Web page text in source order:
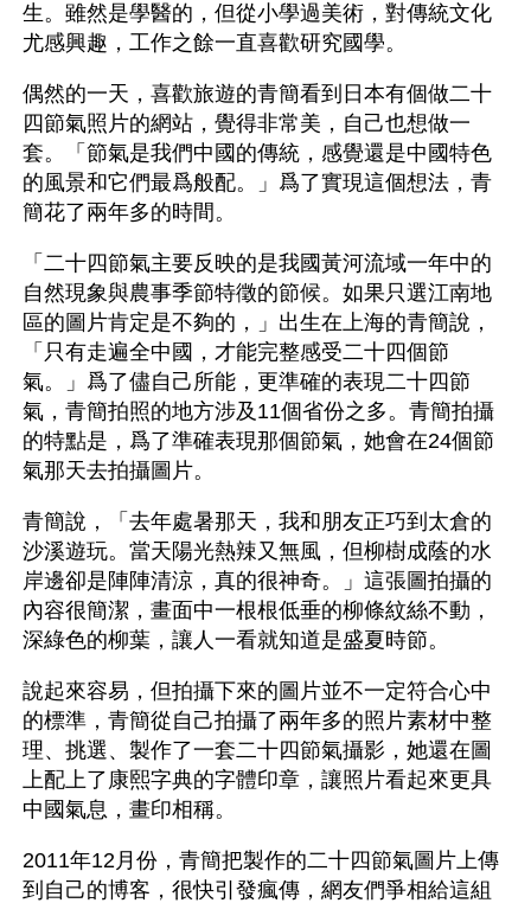
生。雖然是學醫的，但從小學過美術，對傳統文化
尤感興趣，工作之餘一直喜歡研究國學。
偶然的一天，喜歡旅遊的青簡看到日本有個做二十
四節氣照片的網站，覺得非常美，自己也想做一
套。「節氣是我們中國的傳統，感覺還是中國特色
的風景和它們最爲般配。」爲了實現這個想法，青
簡花了兩年多的時間。
「二十四節氣主要反映的是我國黃河流域一年中的
自然現象與農事季節特徵的節候。如果只選江南地
區的圖片肯定是不夠的，」出生在上海的青簡說，
「只有走遍全中國，才能完整感受二十四個節
氣。」爲了儘自己所能，更準確的表現二十四節
氣，青簡拍照的地方涉及11個省份之多。青簡拍攝
的特點是，爲了準確表現那個節氣，她會在24個節
氣那天去拍攝圖片。
青簡說，「去年處暑那天，我和朋友正巧到太倉的
沙溪遊玩。當天陽光熱辣又無風，但柳樹成蔭的水
岸邊卻是陣陣清涼，真的很神奇。」這張圖拍攝的
內容很簡潔，畫面中一根根低垂的柳條紋絲不動，
深綠色的柳葉，讓人一看就知道是盛夏時節。
說起來容易，但拍攝下來的圖片並不一定符合心中
的標準，青簡從自己拍攝了兩年多的照片素材中整
理、挑選、製作了一套二十四節氣攝影，她還在圖
上配上了康熙字典的字體印章，讓照片看起來更具
中國氣息，畫印相稱。
2011年12月份，青簡把製作的二十四節氣圖片上傳
到自己的博客，很快引發瘋傳，網友們爭相給這組